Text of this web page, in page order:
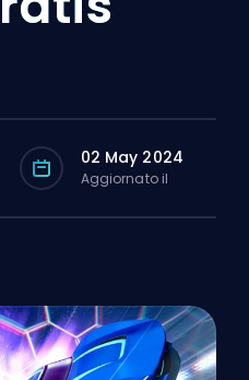
02 May 2024
Aggiornato il